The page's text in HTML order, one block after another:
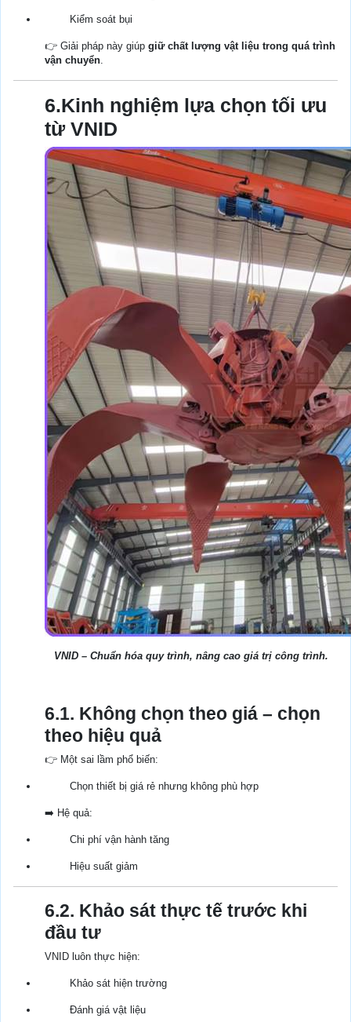
Kiểm soát bụi
👉 Giải pháp này giúp giữ chất lượng vật liệu trong quá trình
vận chuyển.
6.Kinh nghiệm lựa chọn tối ưu
từ VNID
VNID – Chuẩn hóa quy trình, nâng cao giá trị công trình.
6.1. Không chọn theo giá – chọn
theo hiệu quả
👉 Một sai lầm phổ biến:
Chọn thiết bị giá rẻ nhưng không phù hợp
➡️ Hệ quả:
Chi phí vận hành tăng
Hiệu suất giảm
6.2. Khảo sát thực tế trước khi
đầu tư
VNID luôn thực hiện:
Khảo sát hiện trường
Đánh giá vật liệu